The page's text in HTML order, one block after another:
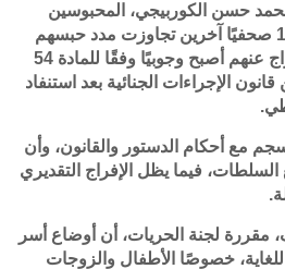
حسن الكوربيجي، المحبوسين
احتياطيًا، ومراجعة أوضاع 15 صحفيًا آخرين تجاوزت مدد حبسهم
عامين، مشددًا على أن الإفراج عنهم أصبح وجوبيًا وفقًا للمادة 54
والمادة 204 من قانون الإجراءات الجنائية بعد استنفاد
مع أحكام الدستور والقانون، وأن
السلطات، فيما يظل الإفراج التقديري
مقررة لجنة الحريات، أن أوضاع أسر
خصوصًا الأطفال والزوجات